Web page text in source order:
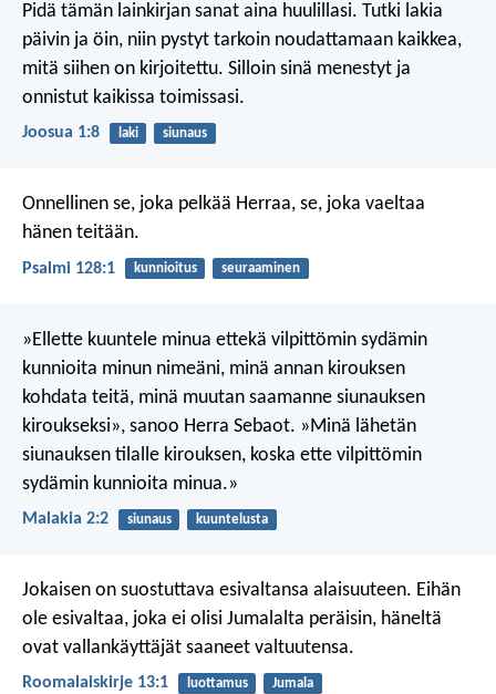
Pidä tämän lainkirjan sanat aina huulillasi. Tutki lakia
päivin ja öin, niin pystyt tarkoin noudattamaan kaikkea,
mitä siihen on kirjoitettu. Silloin sinä menestyt ja
onnistut kaikissa toimissasi.
Joosua 1:8 laki siunaus
Onnellinen se, joka pelkää Herraa, se, joka vaeltaa
hänen teitään.
Psalmi 128:1 kunnioitus seuraaminen
»Ellette kuuntele minua ettekä vilpittömin sydämin
kunnioita minun nimeäni, minä annan kirouksen
kohdata teitä, minä muutan saamanne siunauksen
kiroukseksi», sanoo Herra Sebaot. »Minä lähetän
siunauksen tilalle kirouksen, koska ette vilpittömin
sydämin kunnioita minua.»
Malakia 2:2 siunaus kuuntelusta
Jokaisen on suostuttava esivaltansa alaisuuteen. Eihän
ole esivaltaa, joka ei olisi Jumalalta peräisin, häneltä
ovat vallankäyttäjät saaneet valtuutensa.
Roomalaiskirje 13:1 luottamus Jumala